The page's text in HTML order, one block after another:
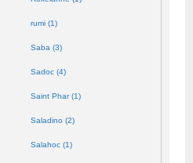
rumi (1)
Saba (3)
Sadoc (4)
Saint Phar (1)
Saladino (2)
Salahoc (1)